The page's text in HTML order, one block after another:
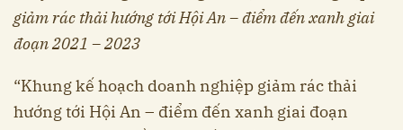
giảm rác thải hướng tới Hội An – điểm đến xanh giai
đoạn 2021 – 2023
“Khung kế hoạch doanh nghiệp giảm rác thải
hướng tới Hội An – điểm đến xanh giai đoạn